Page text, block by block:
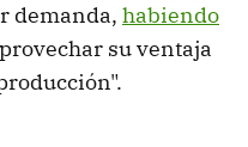
demanda, habiendo
su ventaja